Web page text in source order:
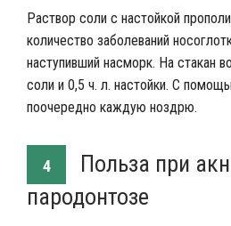
Раствор соли с настойкой
количество заболеваний
наступивший насморк. На стакан
соли и 0,5 ч. л. настойки. С
поочередно каждую ноздрю.
4
Польза при
пародонтозе